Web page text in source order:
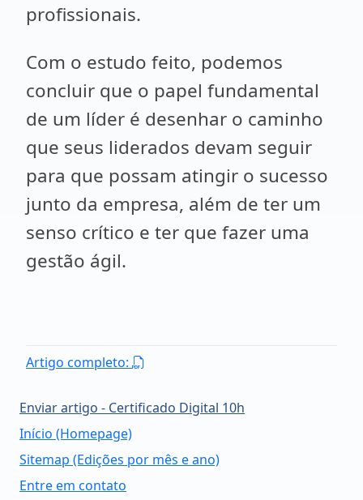
profissionais.
Com o estudo feito, podemos
concluir que o papel fundamental
de um líder é desenhar o caminho
que seus liderados devam seguir
para que possam atingir o sucesso
junto da empresa, além de ter um
senso crítico e ter que fazer uma
gestão ágil.
Artigo completo:
Enviar artigo - Certificado Digital 10h
Início (Homepage)
Sitemap (Edições por mês e ano)
Entre em contato